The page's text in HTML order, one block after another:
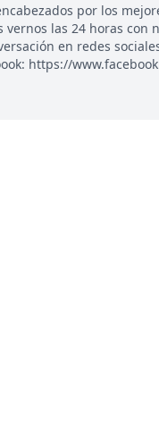
por los
las 24 horas con
en redes sociales:
https://